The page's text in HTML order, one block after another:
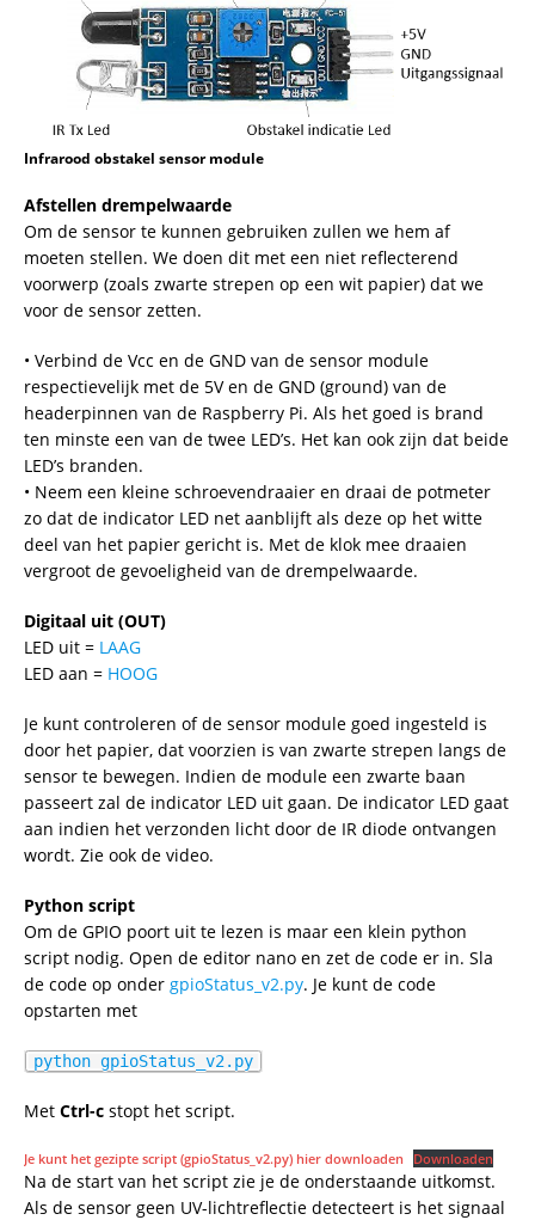
Infrarood obstakel sensor module
Afstellen drempelwaarde
Om de sensor te kunnen gebruiken zullen we hem af
moeten stellen. We doen dit met een niet reflecterend
voorwerp (zoals zwarte strepen op een wit papier) dat we
voor de sensor zetten.
• Verbind de Vcc en de GND van de sensor module
respectievelijk met de 5V en de GND (ground) van de
headerpinnen van de Raspberry Pi. Als het goed is brand
ten minste een van de twee LED’s. Het kan ook zijn dat beide
LED’s branden.
• Neem een kleine schroevendraaier en draai de potmeter
zo dat de indicator LED net aanblijft als deze op het witte
deel van het papier gericht is. Met de klok mee draaien
vergroot de gevoeligheid van de drempelwaarde.
Digitaal uit (OUT)
LED uit = LAAG
LED aan = HOOG
Je kunt controleren of de sensor module goed ingesteld is
door het papier, dat voorzien is van zwarte strepen langs de
sensor te bewegen. Indien de module een zwarte baan
passeert zal de indicator LED uit gaan. De indicator LED gaat
aan indien het verzonden licht door de IR diode ontvangen
wordt. Zie ook de video.
Python script
Om de GPIO poort uit te lezen is maar een klein python
script nodig. Open de editor nano en zet de code er in. Sla
de code op onder gpioStatus_v2.py. Je kunt de code
opstarten met
python gpioStatus_v2.py
Met Ctrl-c stopt het script.
Je kunt het gezipte script (gpioStatus_v2.py) hier downloaden Downloaden
Na de start van het script zie je de onderstaande uitkomst.
Als de sensor geen UV-lichtreflectie detecteert is het signaal